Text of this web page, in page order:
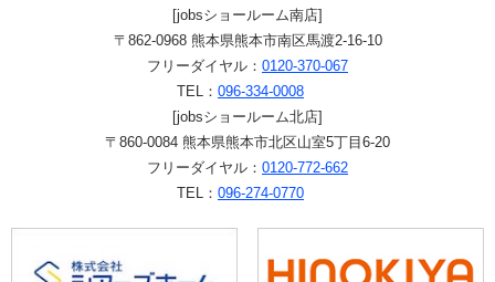
[jobsショールーム南店]
〒862-0968 熊本県熊本市南区馬渡2-16-10
フリーダイヤル： 0120-370-067
TEL： 096-334-0008
[jobsショールーム北店]
〒860-0084 熊本県熊本市北区山室5丁目6-20
フリーダイヤル： 0120-772-662
TEL： 096-274-0770